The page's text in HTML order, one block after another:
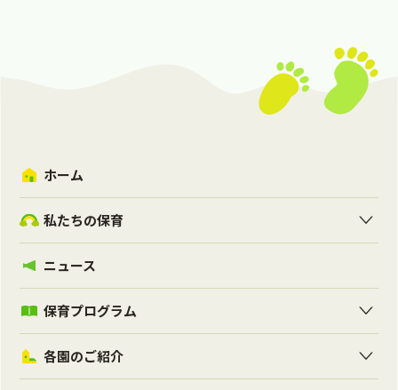
ホーム
私たちの保育
ニュース
保育プログラム
各園のご紹介